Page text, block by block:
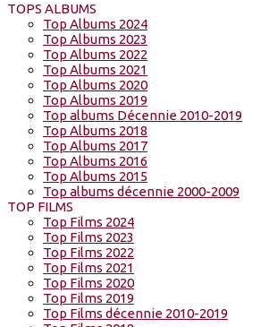
TOPS ALBUMS
Top Albums 2024
Top Albums 2023
Top Albums 2022
Top Albums 2021
Top Albums 2020
Top Albums 2019
Top albums Décennie 2010-2019
Top Albums 2018
Top Albums 2017
Top Albums 2016
Top Albums 2015
Top albums décennie 2000-2009
TOP FILMS
Top Films 2024
Top Films 2023
Top Films 2022
Top Films 2021
Top Films 2020
Top Films 2019
Top Films décennie 2010-2019